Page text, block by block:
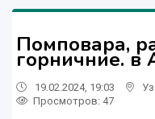
Помповара,
горничние. в
19.02.2024, 19:03
Просмотров: 47